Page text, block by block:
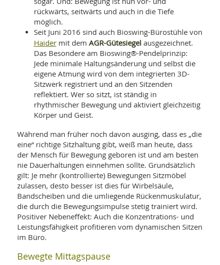
rückwärts, seitwärts und auch in die Tiefe
möglich.
Seit Juni 2016 sind auch Bioswing-Bürostühle von
Haidermit dem AGR-Gütesiegelausgezeichnet.
Das Besondere am Bioswing®-Pendelprinzip:
Jede minimale Haltungsänderung und selbst die
eigene Atmung wird von dem integrierten 3D-
Sitzwerk registriert und an den Sitzenden
reflektiert. Wer so sitzt, ist ständig in
rhythmischer Bewegung und aktiviert gleichzeitig
Körper und Geist.
Während man früher noch davon ausging, dass es „die
eine“ richtige Sitzhaltung gibt, weiß man heute, dass
der Mensch für Bewegung geboren ist und am besten
nie Dauerhaltungen einnehmen sollte. Grundsätzlich
gilt: Je mehr (kontrollierte) Bewegungen Sitzmöbel
zulassen, desto besser ist dies für Wirbelsäule,
Bandscheiben und die umliegende Rückenmuskulatur,
die durch die Bewegungsimpulse stetig trainiert wird.
Positiver Nebeneffekt: Auch die Konzentrations- und
Leistungsfähigkeit profitieren vom dynamischen Sitzen
im Büro.
Bewegte Mittagspause